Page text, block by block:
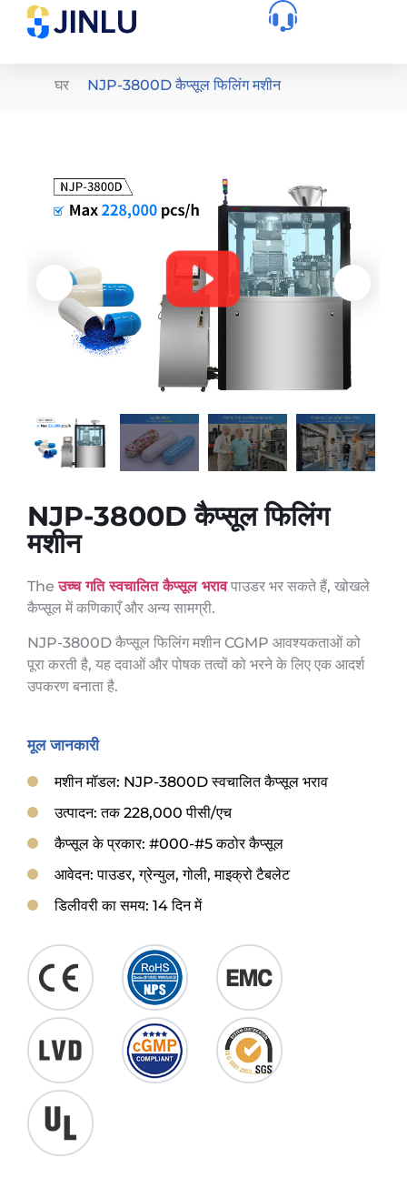
घर NJP-3800D कैप्सूल फिलिंग मशीन
NJP-3800D कैप्सूल फिलिंग
मशीन
The उच्च गति स्वचालित कैप्सूल भरावपाउडर भर सकते हैं, खोखले
कैप्सूल में कणिकाएँ और अन्य सामग्री.
NJP-3800D कैप्सूल फिलिंग मशीन CGMP आवश्यकताओं को
पूरा करती है, यह दवाओं और पोषक तत्वों को भरने के लिए एक आदर्श
उपकरण बनाता है.
मूल जानकारी
मशीन मॉडल: NJP-3800D स्वचालित कैप्सूल भराव
उत्पादन: तक 228,000 पीसी/एच
कैप्सूल के प्रकार: #000-#5 कठोर कैप्सूल
आवेदन: पाउडर, ग्रेन्युल, गोली, माइक्रो टैबलेट
डिलीवरी का समय: 14 दिन में